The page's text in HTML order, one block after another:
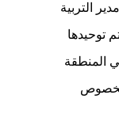
التربية
توحيدها
المنطقة
بخصوص